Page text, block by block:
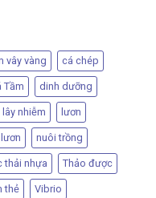
vây vàng cá chép
Tầm dinh dưỡng
lây nhiễm lươn
nuôi trồng
thải nhựa Thảo được
thẻ Vibrio